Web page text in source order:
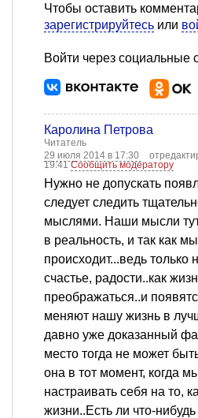
Чтобы оставить
зарегистрируйтесь или
Войти через социальные
Каролина Петрова
Читатель
29 июля 2014 в 17:30
19:41Сообщить модератору
Нужно не допускать
следует следить
мыслями. Наши мысли
в реальность, и так как
происходит...ведь только
счастье, радости..как
преображаться..и
меняют нашу жизнь в
давно уже доказанный
место тогда не может
она в тот момент, когда
настраивать себя на то,
жизни..Есть ли что-